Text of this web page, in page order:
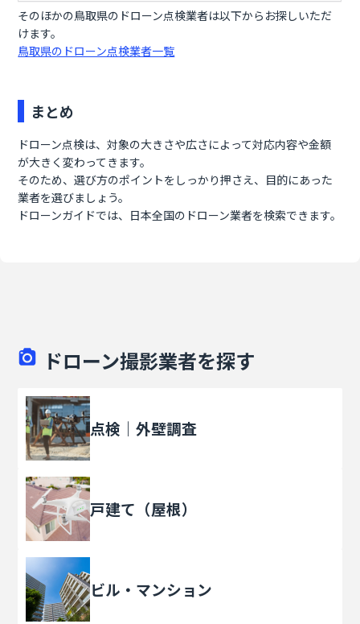
そのほかの鳥取県のドローン点検業者は以下からお探しいただ
けます。
鳥取県のドローン点検業者一覧
まとめ
ドローン点検は、対象の大きさや広さによって対応内容や金額
が大きく変わってきます。
そのため、選び方のポイントをしっかり押さえ、目的にあった
業者を選びましょう。
ドローンガイドでは、日本全国のドローン業者を検索できます。
ドローン撮影業者を探す
点検｜外壁調査
戸建て（屋根）
ビル・マンション